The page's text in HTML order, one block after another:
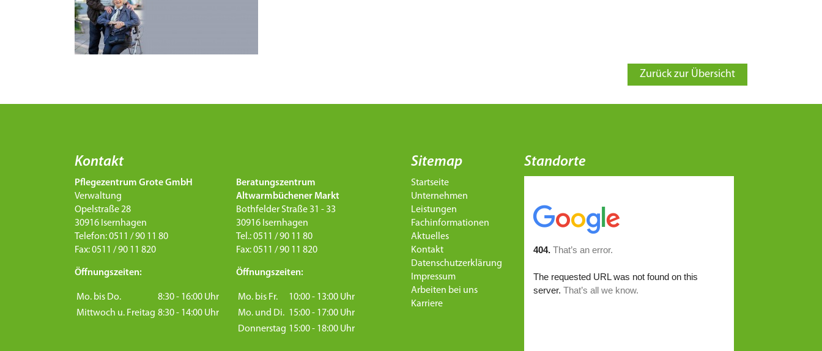
Zurück zur Übersicht
Kontakt
Pflegezentrum Grote GmbH
Verwaltung
Opelstraße 28
30916 Isernhagen
Telefon: 0511 / 90 11 80
Fax: 0511 / 90 11 820
Öffnungszeiten:
Mo. bis Do.
8:30 - 16:00 Uhr
Mittwoch u. Freitag 8:30 - 14:00 Uhr
Beratungszentrum
Altwarmbüchener Markt
Bothfelder Straße 31 - 33
30916 Isernhagen
Tel.: 0511 / 90 11 80
Fax: 0511 / 90 11 820
Öffnungszeiten:
Mo. bis Fr.
10:00 - 13:00 Uhr
Mo. und Di. 15:00 - 17:00 Uhr
Donnerstag 15:00 - 18:00 Uhr
Sitemap
Startseite
Unternehmen
Leistungen
Fachinformationen
Aktuelles
Kontakt
Datenschutzerklärung
Impressum
Arbeiten bei uns
Karriere
Standorte